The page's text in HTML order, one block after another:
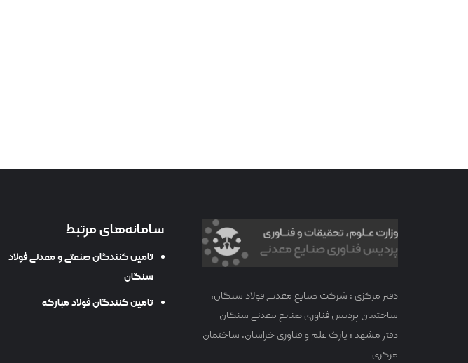
سامانه‌های مرتبط
تامین کنندگان صنعتی و معدنی فولاد
سنگان
تامین کنندگان فولاد مبارکه
دفتر مرکزی : شرکت صنایع معدنی فولاد سنگان،
ساختمان پردیس فناوری صنایع معدنی سنگان
دفتر مشهد : پارک علم و فناوری خراسان، ساختمان
مرکزی